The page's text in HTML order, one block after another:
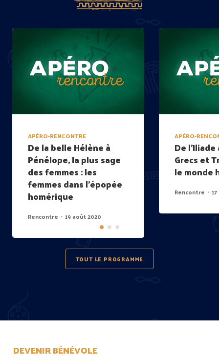
APÉRO-RENCONTRE
De la belle Hélène à
Pénélope, la plus sage
des femmes : les
femmes dans l’épopée
homérique
Rencontre • 19 août 2020
APÉRO-
De
Grecs et
le monde
Rencontre •
TOUT LE PROGRAMME
DEVENIR BÉNÉVOLE